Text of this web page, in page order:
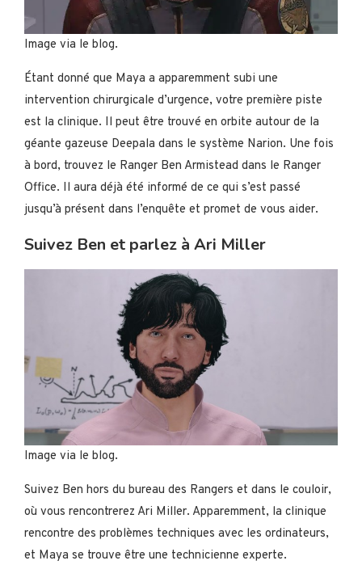
Image via le blog.
Étant donné que Maya a apparemment subi une
intervention chirurgicale d’urgence, votre première piste
est la clinique. Il peut être trouvé en orbite autour de la
géante gazeuse Deepala dans le système Narion. Une fois
à bord, trouvez le Ranger Ben Armistead dans le Ranger
Office. Il aura déjà été informé de ce qui s’est passé
jusqu’à présent dans l’enquête et promet de vous aider.
Suivez Ben et parlez à Ari Miller
Image via le blog.
Suivez Ben hors du bureau des Rangers et dans le couloir,
où vous rencontrerez Ari Miller. Apparemment, la clinique
rencontre des problèmes techniques avec les ordinateurs,
et Maya se trouve être une technicienne experte.